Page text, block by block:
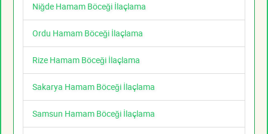
Niğde Hamam Böceği İlaçlama
Ordu Hamam Böceği İlaçlama
Rize Hamam Böceği İlaçlama
Sakarya Hamam Böceği İlaçlama
Samsun Hamam Böceği İlaçlama